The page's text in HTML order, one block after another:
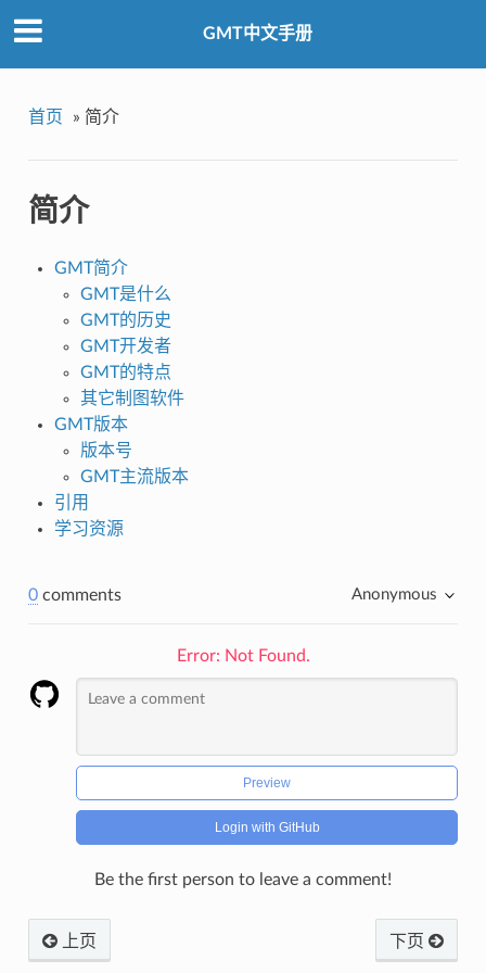
GMT中文手册
首页 » 简介
简介
GMT简介
GMT是什么
GMT的历史
GMT开发者
GMT的特点
其它制图软件
GMT版本
版本号
GMT主流版本
引用
学习资源
0comments Anonymous
Error: Not Found.
Preview
Login with GitHub
Be the first person to leave a comment!
下页
上页